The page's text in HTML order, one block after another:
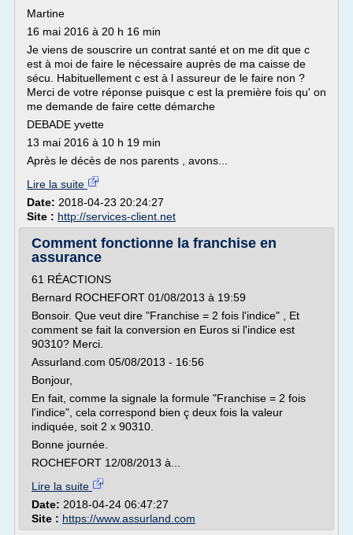
Martine
16 mai 2016 à 20 h 16 min
Je viens de souscrire un contrat santé et on me dit que c
est à moi de faire le nécessaire auprès de ma caisse de
sécu. Habituellement c est à l assureur de le faire non ?
Merci de votre réponse puisque c est la première fois qu' on
me demande de faire cette démarche
DEBADE yvette
13 mai 2016 à 10 h 19 min
Après le décès de nos parents , avons...
Lire la suite
Date: 2018-04-23 20:24:27
Site : http://services-client.net
Comment fonctionne la franchise en
assurance
61 RÉACTIONS
Bernard ROCHEFORT 01/08/2013 à 19:59
Bonsoir. Que veut dire "Franchise = 2 fois l'indice" , Et
comment se fait la conversion en Euros si l'indice est
90310? Merci.
Assurland.com 05/08/2013 - 16:56
Bonjour,
En fait, comme la signale la formule "Franchise = 2 fois
l'indice", cela correspond bien ç deux fois la valeur
indiquée, soit 2 x 90310.
Bonne journée.
ROCHEFORT 12/08/2013 à...
Lire la suite
Date: 2018-04-24 06:47:27
Site : https://www.assurland.com